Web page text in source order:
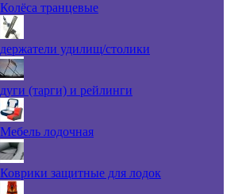
Колёса транцевые
держатели удилищ/столики
дуги (тарги) и рейлинги
Мебель лодочная
Коврики защитные для лодок